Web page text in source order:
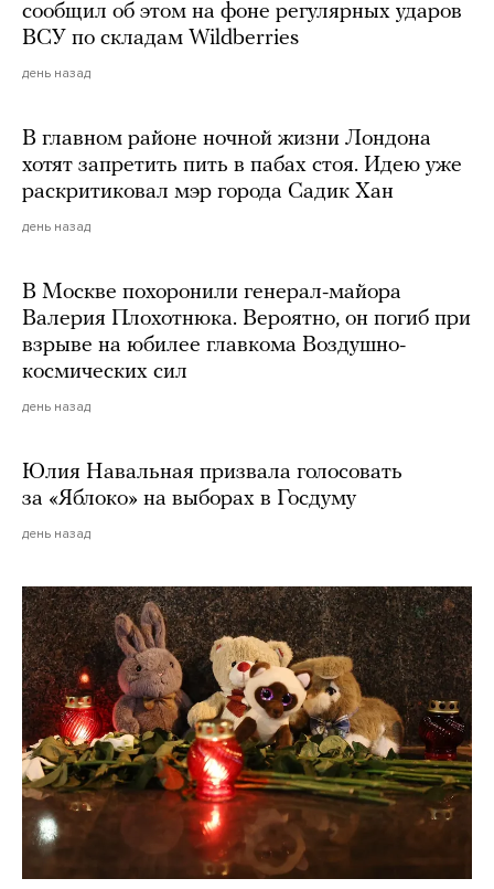
сообщил об этом на фоне регулярных ударов
ВСУ по складам Wildberries
день назад
В главном районе ночной жизни Лондона
хотят запретить пить в пабах стоя. Идею уже
раскритиковал мэр города Садик Хан
день назад
В Москве похоронили генерал-майора
Валерия Плохотнюка. Вероятно, он погиб при
взрыве на юбилее главкома Воздушно-
космических сил
день назад
Юлия Навальная призвала голосовать
за «Яблоко» на выборах в Госдуму
день назад